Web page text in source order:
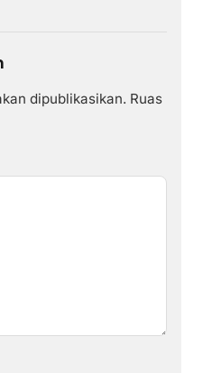
dipublikasikan. Ruas